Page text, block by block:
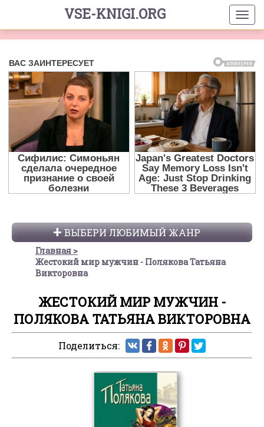
VSE-KNIGI.ORG
ВЫБЕРИ ЛЮБИМЫЙ ЖАНР
Главная
Жестокий мир мужчин - Полякова Татьяна
Викторовна
ЖЕСТОКИЙ МИР МУЖЧИН -
ПОЛЯКОВА ТАТЬЯНА ВИКТОРОВНА
Поделиться: